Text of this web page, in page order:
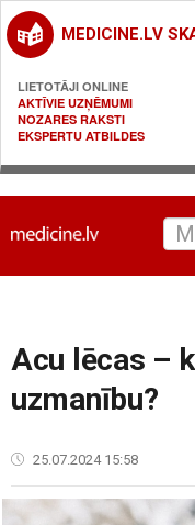
MEDICINE.LV
LIETOTĀJI ONLINE
AKTĪVIE UZŅĒMUMI
NOZARES RAKSTI
EKSPERTU ATBILDES
Acu lēcas –
uzmanību?
25.07.2024 15:58